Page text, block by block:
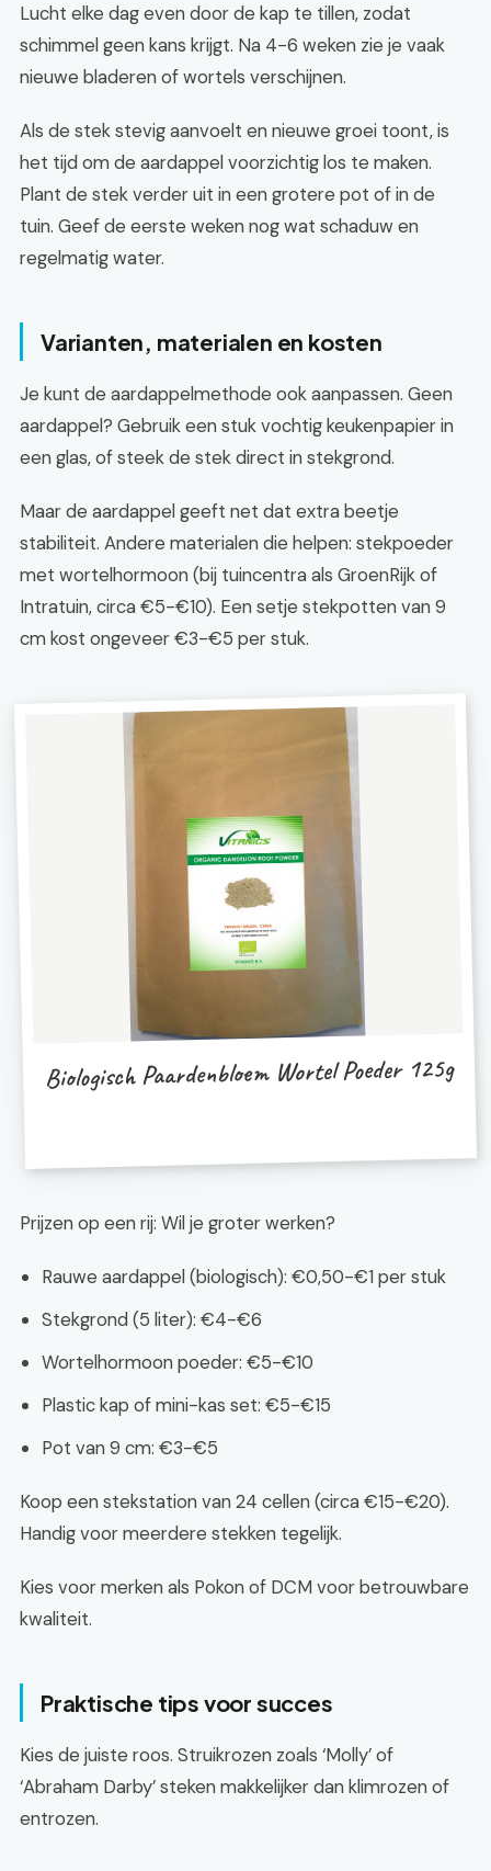
Lucht elke dag even door de kap te tillen, zodat
schimmel geen kans krijgt. Na 4-6 weken zie je vaak
nieuwe bladeren of wortels verschijnen.
Als de stek stevig aanvoelt en nieuwe groei toont, is
het tijd om de aardappel voorzichtig los te maken.
Plant de stek verder uit in een grotere pot of in de
tuin. Geef de eerste weken nog wat schaduw en
regelmatig water.
Varianten, materialen en kosten
Je kunt de aardappelmethode ook aanpassen. Geen
aardappel? Gebruik een stuk vochtig keukenpapier in
een glas, of steek de stek direct in stekgrond.
Maar de aardappel geeft net dat extra beetje
stabiliteit. Andere materialen die helpen: stekpoeder
met wortelhormoon (bij tuincentra als GroenRijk of
Intratuin, circa €5-€10). Een setje stekpotten van 9
cm kost ongeveer €3-€5 per stuk.
Biologisch Paardenbloem Wortel Poeder 125g
Prijzen op een rij: Wil je groter werken?
Rauwe aardappel (biologisch): €0,50-€1 per stuk
Stekgrond (5 liter): €4-€6
Wortelhormoon poeder: €5-€10
Plastic kap of mini-kas set: €5-€15
Pot van 9 cm: €3-€5
Koop een stekstation van 24 cellen (circa €15-€20).
Handig voor meerdere stekken tegelijk.
Kies voor merken als Pokon of DCM voor betrouwbare
kwaliteit.
Praktische tips voor succes
Kies de juiste roos. Struikrozen zoals ‘Molly’ of
‘Abraham Darby’ steken makkelijker dan klimrozen of
entrozen.